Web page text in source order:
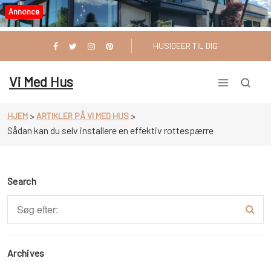
Videre
til
Annonce
HUSIDEER TIL DIG
Vi Med Hus
HJEM> ARTIKLER PÅ VI MED HUS>
Sådan kan du selv installere en effektiv rottespærre
Search
Archives